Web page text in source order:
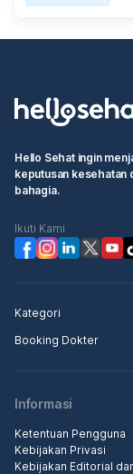
Hello Sehat ingin
keputusan kesehatan
bahagia.
Ikuti Kami
Kategori
Booking Dokter
Informasi
Ketentuan Pengguna
Kebijakan Privasi
Kebijakan Editorial